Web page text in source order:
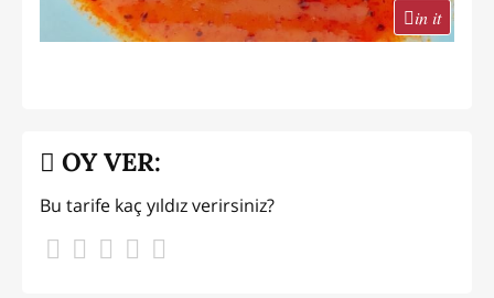
in it
OY VER:
Bu tarife kaç yıldız verirsiniz?